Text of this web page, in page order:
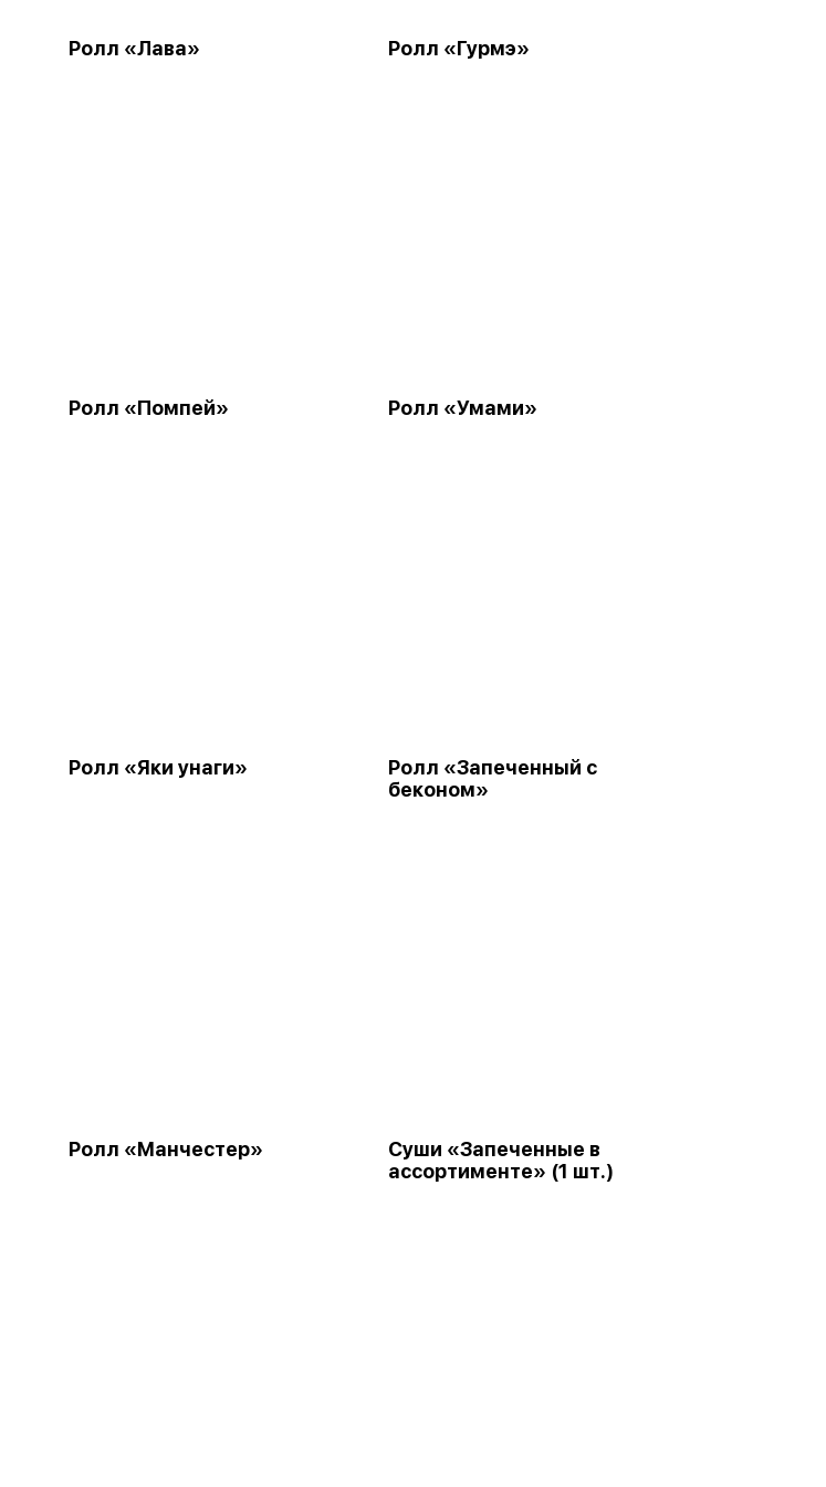
Ролл «Лава» Ролл «Гурмэ»
Ролл «Помпей» Ролл «Умами»
Ролл «Яки унаги»
Ролл «Запеченный с
беконом»
Ролл «Манчестер»
Суши «Запеченные в
ассортименте» (1 шт.)